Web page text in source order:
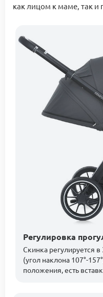
как лицом к маме, так
Регулировка
Скинка регулируется
(угол наклона 107°-
положения, есть